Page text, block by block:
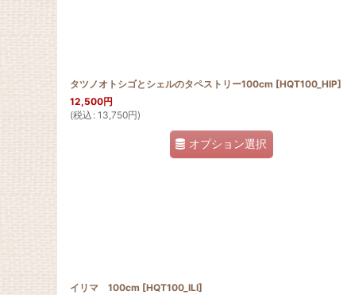
タツノオトシゴとシェルのタペストリー100cm [HQT100_HIP]
12,500円
(税込 : 13,750円)
オプション選択
イリマ 100cm [HQT100_ILI]